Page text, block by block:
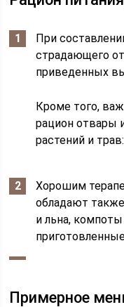
При
страдающего
приведенных
Кроме того,
рацион отвары
растений и трав:
Хорошим
обладают
и льна,
Примерное